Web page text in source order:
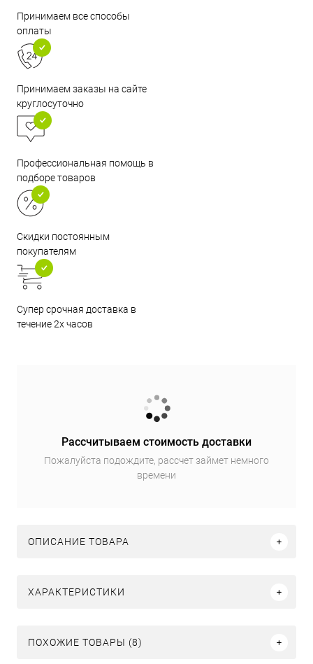
Принимаем все способы
оплаты
Принимаем заказы на сайте
круглосуточно
Профессиональная помощь в
подборе товаров
Скидки постоянным
покупателям
Супер срочная доставка в
течение 2х часов
Рассчитываем стоимость доставки
Пожалуйста подождите, рассчет займет немного
времени
ОПИСАНИЕ ТОВАРА
ХАРАКТЕРИСТИКИ
ПОХОЖИЕ ТОВАРЫ (8)